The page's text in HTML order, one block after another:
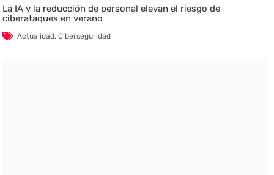
La IA y la reducción de personal elevan el riesgo de
ciberataques en verano
Actualidad,Ciberseguridad